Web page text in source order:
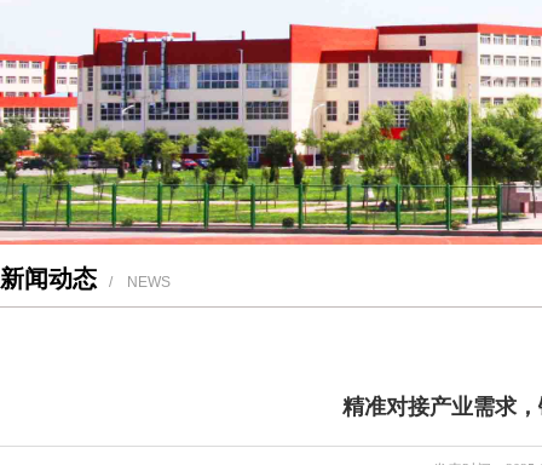
新闻动态 / NEWS
精准对接产业需求